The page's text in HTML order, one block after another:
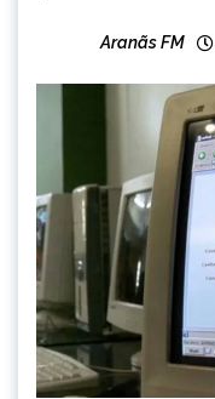
Aranãs FM